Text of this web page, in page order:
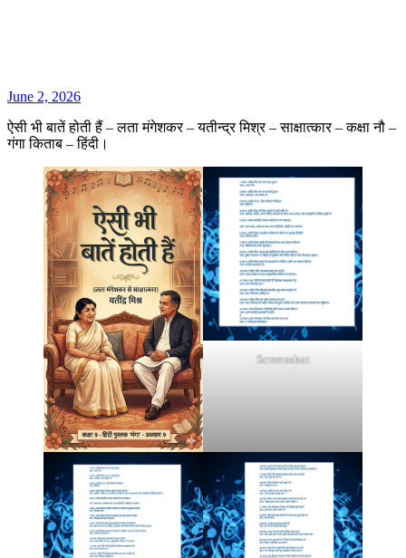
June 2, 2026
ऐसी भी बातें होती हैं – लता मंगेशकर – यतीन्द्र मिश्र – साक्षात्कार – कक्षा नौ –
गंगा किताब – हिंदी।
Screenshot